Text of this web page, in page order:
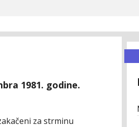
1981. godine.
za strminu